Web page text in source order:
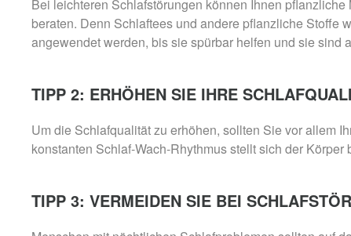
Bei leichteren Schlafstörungen können Ihnen
beraten. Denn Schlaftees und andere pflanzliche Stoffe
angewendet werden, bis sie spürbar helfen und sie sind
TIPP 2: ERHÖHEN SIE IHRE
Um die Schlafqualität zu erhöhen, sollten Sie vor allem
konstanten Schlaf-Wach-Rhythmus stellt sich der Körper
TIPP 3: VERMEIDEN SIE BEI